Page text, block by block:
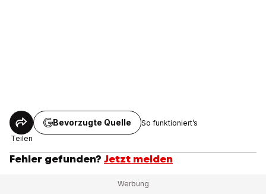
Teilen
Bevorzugte Quelle So funktioniert’s
Fehler gefunden? Jetzt melden